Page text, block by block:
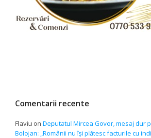
Comentarii recente
Flaviu onDeputatul Mircea Govor, mesaj dur
Bolojan: „Românii nu își plătesc facturile cu